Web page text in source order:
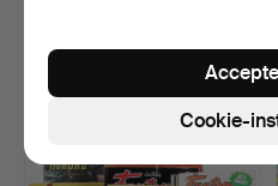
64 USD
Cookie-